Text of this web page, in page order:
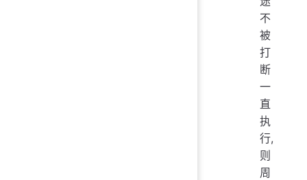
不
被
打
断
一
直
执
行,
则
周